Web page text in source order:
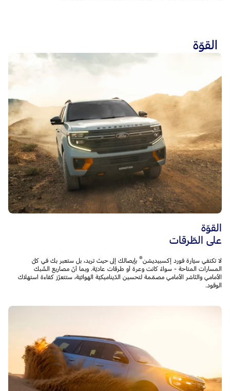
القوّة
القوّة
على الطّرقات
لا تكتفي سيّارة فورد إكسبيديشن® بإيصالك إلى حيث تريد، بل ستعبر بك في كلّ
المسارات المتاحة - سواءً كانت وعرة أو طرقات عاديّة. وبما أنّ مصاريع الشّبك
الأمامي والنّاشر الأمامي مصمّمة لتحسين الدّيناميكيّة الهوائيّة، ستتعزّز كفاءة استهلاك
الوقود.